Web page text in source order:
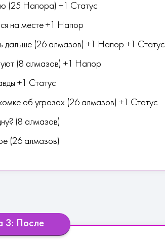
(25 Напора) +1 Статус
на месте +1 Напор
дальше (26 алмазов) +1 Напор +1 Статус
(8 алмазов) +1 Напор
+1 Статус
об угрозах (26 алмазов) +1 Статус
(8 алмазов)
(26 алмазов)
3: После